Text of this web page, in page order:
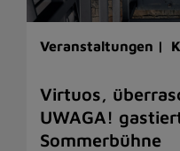
Veranstaltungen |
Virtuos,
UWAGA!
Sommerbühne